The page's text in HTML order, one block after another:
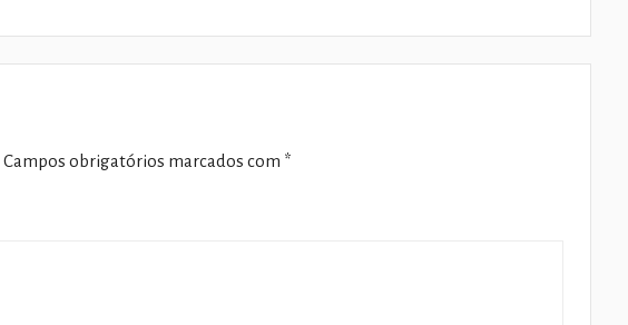
Campos obrigatórios marcados com *